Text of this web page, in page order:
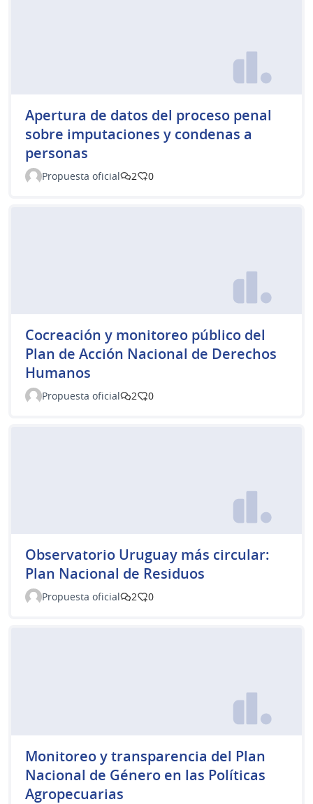
Apertura de datos del proceso penal
sobre imputaciones y condenas a
personas
Propuesta oficial 2 0
Cocreación y monitoreo público del
Plan de Acción Nacional de Derechos
Humanos
Propuesta oficial 2 0
Observatorio Uruguay más circular:
Plan Nacional de Residuos
Propuesta oficial 2 0
Monitoreo y transparencia del Plan
Nacional de Género en las Políticas
Agropecuarias